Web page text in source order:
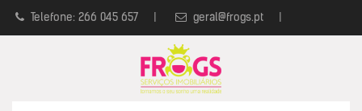
Telefone: 266 045 657 geral@frogs.pt
Política de Privacidade | Livro de Reclamações